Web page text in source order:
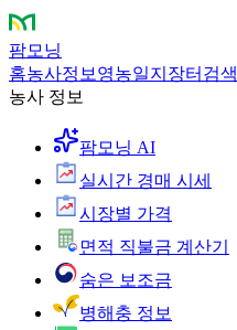
팜모닝
홈농사정보 영농일지 장터 검색
농사 정보
팜모닝 AI
실시간 경매 시세
시장별 가격
면적 직불금 계산기
숨은 보조금
병해충 정보